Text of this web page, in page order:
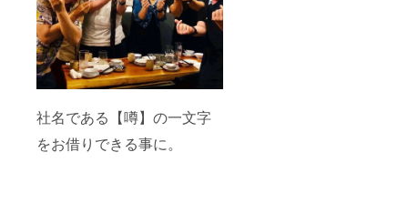
社名である【噂】の一文字
をお借りできる事に。